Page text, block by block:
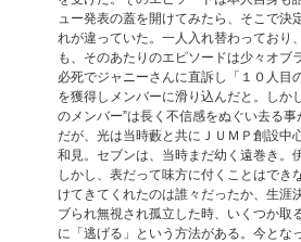
ュー発表の蓋を開けてみたら、そこで決
れが違っていた。一人入れ替わっており
も、そのあたりのエピソードは少々オブ
必死でジャニーさんに直訴し「１０人目
を獲得しメンバーに滑り込んだと。しか
のメンバー”は長く不信感をぬぐい去る
だが、光は当時藪と共にＪＵＭＰ創設中
和見。セブンは、当時まだ幼く遠巻き。
しかし、表だって味方に付くことはでき
けてきてくれたのは誰々だったか、生涯
ブられ無視され孤立した時、いくつか取
に「逃げる」という方法がある。今とな